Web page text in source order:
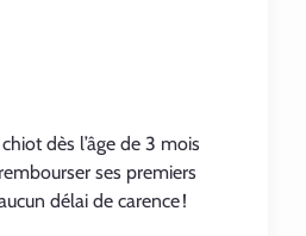
dès l’âge de 3 mois
ses premiers
délai de carence !